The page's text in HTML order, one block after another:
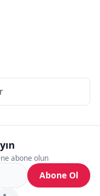
abone olun
Abone Ol